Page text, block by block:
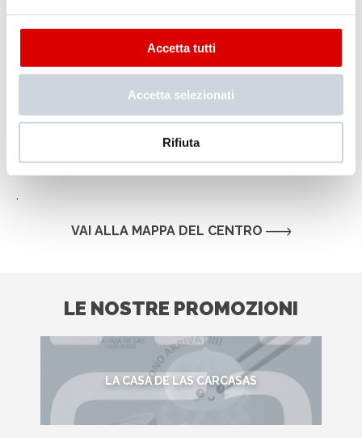
Accetta tutti
Accetta selezionati
Rifiuta
.
VAI ALLA MAPPA DEL CENTRO
LE NOSTRE PROMOZIONI
LA CASA DE LAS CARCASAS